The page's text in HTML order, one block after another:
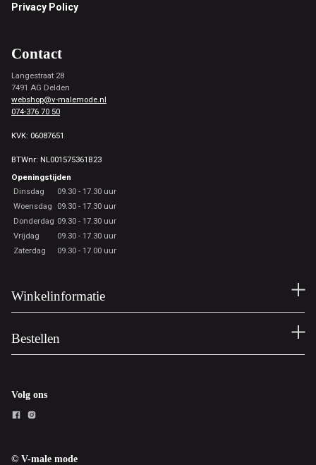
Privacy Policy
Contact
Langestraat 28
7491 AG Delden
webshop@v-malemode.nl
074-376 70 50
KVK: 06087651
BTWnr: NL001575361B23
Openingstijden
Dinsdag
09.30 - 17.30 uur
Woensdag
09.30 - 17.30 uur
Donderdag 09.30 - 17.30 uur
Vrijdag
09.30 - 17.30 uur
Zaterdag
09.30 - 17.00 uur
Winkelinformatie
Bestellen
Volg ons
© V-male mode